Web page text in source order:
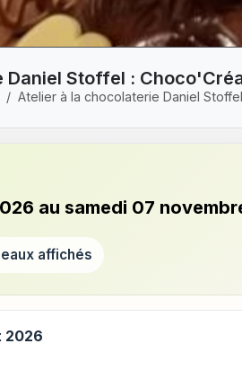
Stoffel :
Atelier à la chocolaterie Daniel
au samedi 07
affichés
2026